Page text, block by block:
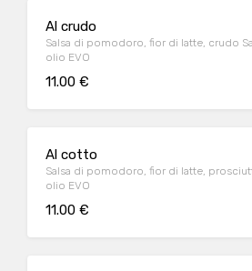
Al crudo
Salsa di pomodoro, fior di latte, crudo
olio EVO
11.00 €
Al cotto
Salsa di pomodoro, fior di latte,
olio EVO
11.00 €